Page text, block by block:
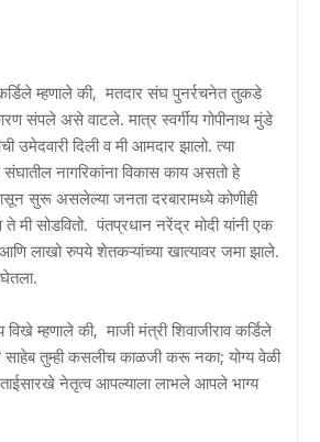
कर्डिले म्हणाले की, मतदार संघ पुनर्रचनेत तुकडे
संपले असे वाटले. मात्र स्वर्गीय गोपीनाथ मुंडे
उमेदवारी दिली व मी आमदार झालो. त्या
संघातील नागरिकांना विकास काय असतो हे
सुरू असलेल्या जनता दरबारामध्ये कोणीही
सोडवितो. पंतप्रधान नरेंद्र मोदी यांनी एक
लाखो रुपये शेतकऱ्यांच्या खात्यावर जमा झाले.
म्हणाले की, माजी मंत्री शिवाजीराव कर्डिले
साहेब तुम्ही कसलीच काळजी करू नका; योग्य वेळी
ताईसारखे नेतृत्व आपल्याला लाभले आपले भाग्य